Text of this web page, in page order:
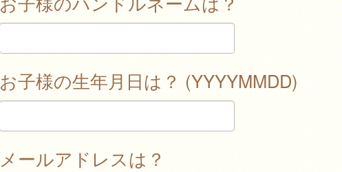
お子様の生年月日は？ (YYYYMMDD)
メールアドレスは？